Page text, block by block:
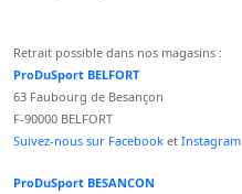
Retrait possible dans nos magasins :
ProDuSport BELFORT
63 Faubourg de Besançon
F-90000 BELFORT
Suivez-nous sur Facebook et Instagram
ProDuSport BESANCON